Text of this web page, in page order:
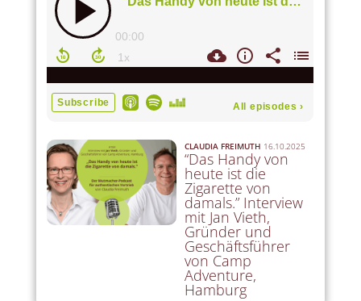
CLAUDIA FREIMUTH 16.10.2025
“Das Handy von
heute ist die
Zigarette von
damals.” Interview
mit Jan Vieth,
Gründer und
Geschäftsführer
von Camp
Adventure,
Hamburg